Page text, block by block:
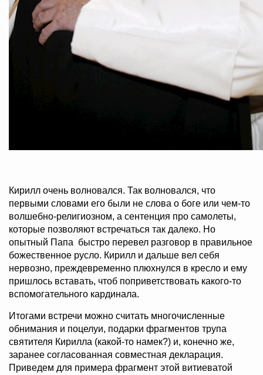
Кирилл очень волновался. Так волновался, что
первыми словами его были не слова о боге или чем-то
волшебно-религиозном, а сентенция про самолеты,
которые позволяют встречаться так далеко. Но
опытный Папа быстро перевел разговор в правильное
божественное русло. Кирилл и дальше вел себя
нервозно, преждевременно плюхнулся в кресло и ему
пришлось вставать, чтоб поприветствовать какого-то
вспомогательного кардинала.
Итогами встречи можно считать многочисленные
обнимания и поцелуи, подарки фрагментов трупа
святителя Кирилла (какой-то намек?) и, конечно же,
заранее согласованная совместная декларация.
Приведем для примера фрагмент этой витиеватой